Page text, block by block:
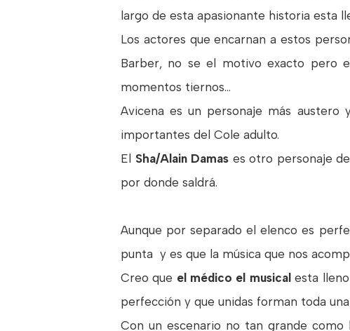
largo de esta apasionante historia esta
Los actores que encarnan a estos
Barber, no se el motivo exacto pero
momentos tiernos...
Avicena es un personaje más
importantes del Cole adulto.
El Sha/Alain Damas es otro personaje
por donde saldrá.
Aunque por separado el elenco es
punta y es que la música que nos
Creo que el médico el musicalesta
perfección y que unidas forman toda
Con un escenario no tan grande